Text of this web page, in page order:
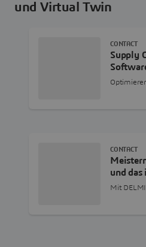
und Virtual Twin
CONTACT
Supply
CONTACT
und das
Mit